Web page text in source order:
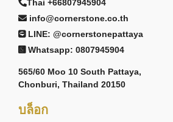
Thai +66807945904
info@cornerstone.co.th
LINE: @cornerstonepattaya
Whatsapp: 0807945904
565/60 Moo 10 South Pattaya,
Chonburi, Thailand 20150
บล็อก